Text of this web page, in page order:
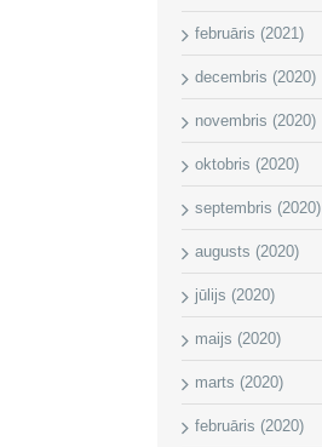
februāris (2021)
decembris (2020)
novembris (2020)
oktobris (2020)
septembris (2020)
augusts (2020)
jūlijs (2020)
maijs (2020)
marts (2020)
februāris (2020)